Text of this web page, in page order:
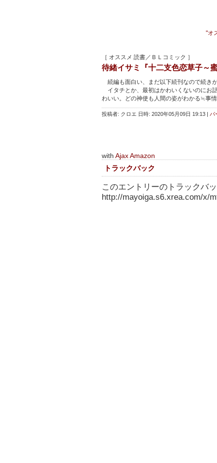
"オ
［ オススメ 読書／ＢＬコミック ］
待緒イサミ『十二支色恋草子～
続編も面白い、まだ以下続刊なので続き
イタチとか、最初はかわいくないのにお
わいい。どの神使も人間の姿がわかる≒事
投稿者: クロエ 日時: 2020年05月09日 19:13 | パ
with Ajax Amazon
トラックバック
このエントリーのトラックバ
http://mayoiga.s6.xrea.com/x/